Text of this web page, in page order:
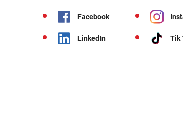
Facebook
LinkedIn Tik